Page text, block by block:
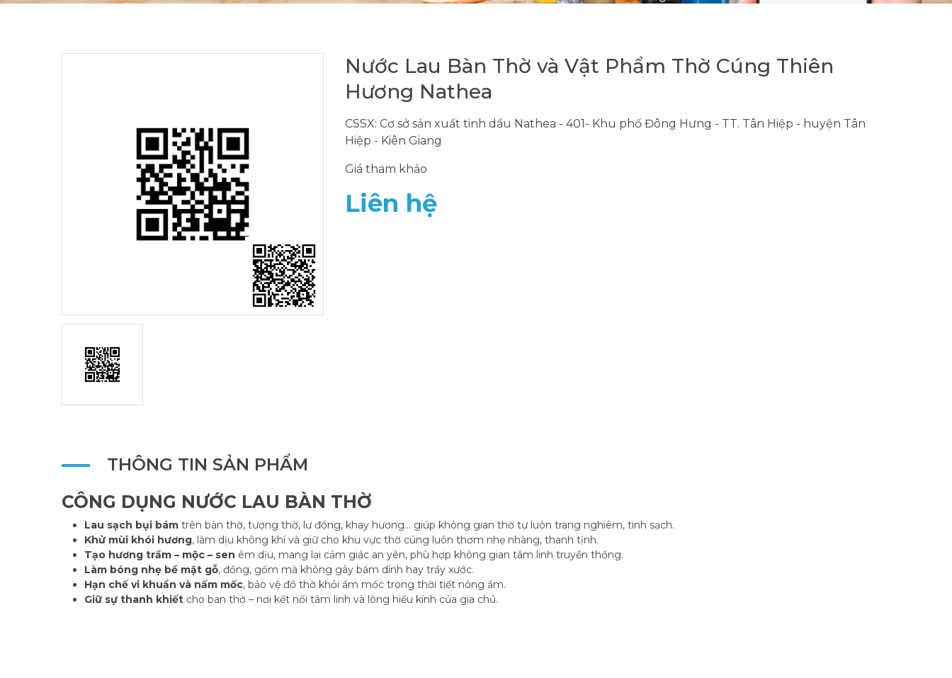
Nước Lau Bàn Thờ và Vật Phẩm Thờ Cúng Thiên
Hương Nathea
CSSX: Cơ sở sản xuất tinh dầu Nathea - 401- Khu phố Đông Hưng - TT. Tân Hiệp - huyện Tân
Hiệp - Kiên Giang
Giá tham khảo
Liên hệ
THÔNG TIN SẢN PHẨM
CÔNG DỤNG NƯỚC LAU BÀN THỜ
Lau sạch bụi bám trên bàn thờ, tượng thờ, lư đồng, khay hương… giúp không gian thờ tự luôn trang nghiêm, tinh sạch.
Khử mùi khói hương, làm dịu không khí và giữ cho khu vực thờ cúng luôn thơm nhẹ nhàng, thanh tịnh.
Tạo hương trầm – mộc – sen êm dịu, mang lại cảm giác an yên, phù hợp không gian tâm linh truyền thống.
Làm bóng nhẹ bề mặt gỗ, đồng, gốm mà không gây bám dính hay trầy xước.
Hạn chế vi khuẩn và nấm mốc, bảo vệ đồ thờ khỏi ẩm mốc trong thời tiết nóng ẩm.
Giữ sự thanh khiết cho ban thờ – nơi kết nối tâm linh và lòng hiếu kính của gia chủ.